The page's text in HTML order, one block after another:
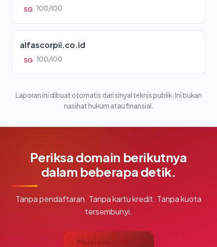
SG 100/100
alfascorpii.co.id
SG 100/100
Laporan ini dibuat otomatis dari sinyal teknis publik. Ini bukan
nasihat hukum atau finansial.
Periksa domain berikutnya
dalam beberapa detik.
Tanpa pendaftaran. Tanpa kartu kredit. Tanpa kuota
tersembunyi.
Mulai cek gratis →